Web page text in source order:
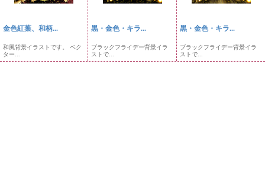
金色紅葉、和柄...
和風背景イラストです。 ベク
ター...
黒・金色・キラ...
ブラックフライデー背景イラ
ストで...
黒・金色・キラ...
ブラックフライデー背景イラ
ストで...